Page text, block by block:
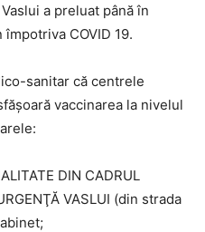
a preluat până în
COVID 19.
sanitar că centrele
vaccinarea la nivelul
DIN CADRUL
VASLUI (din strada